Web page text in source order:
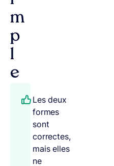
m
p
l
e
Les deux
formes
sont
correctes,
mais elles
ne